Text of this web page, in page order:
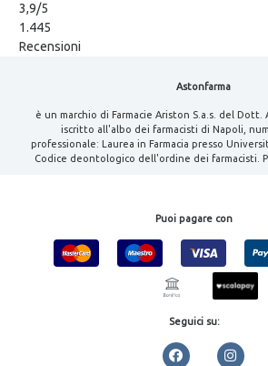
3,9/5
1.445
Recensioni
Astonfarma
è un marchio di Farmacie Ariston S.a.s. del Dott.
iscritto all'albo dei farmacisti di Napoli,
professionale: Laurea in Farmacia presso
Codice deontologico dell'ordine dei farmacisti.
Puoi pagare con
Seguici su: